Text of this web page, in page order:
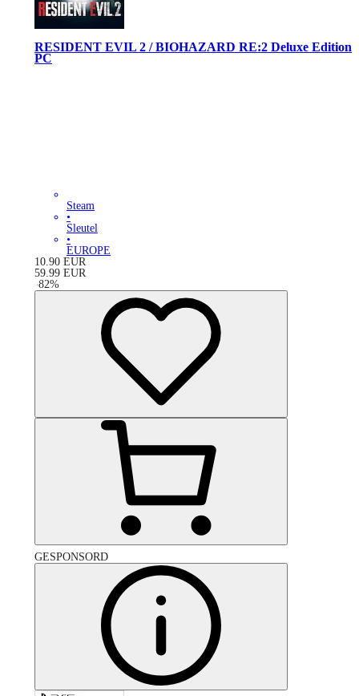
RESIDENT EVIL 2 / BIOHAZARD RE:2 Deluxe Edition
PC
Steam
•
Sleutel
•
EUROPE
10.90 EUR
59.99 EUR
-82%
GESPONSORD